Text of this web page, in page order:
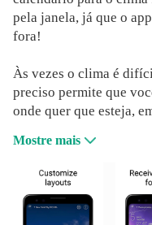
pela janela, já que o
fora!
Às vezes o clima é
preciso permite que
onde quer que esteja,
- Temperatura atual e
- Monitor de raios
- Velocidade e direção
- Informações de
Mostre mais